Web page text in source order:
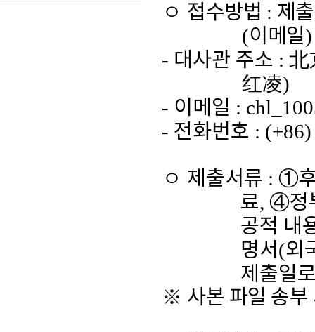
ㅇ 접수방법 : 제
(이메일
- 대사관 주소 : 北
红凌)
- 이메일 :
- 전화번호 :
ㅇ 제출서류 : ①
료,④정
공적 내
명서 (외
제출일
※ 사본 파일 송